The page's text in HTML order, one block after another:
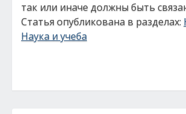
так или иначе должны быть
Статья опубликована в разделах:
Наука и учеба